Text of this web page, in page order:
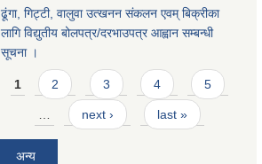
ढूंगा, गिट्टी, वालुवा उत्खनन संकलन एवम् बिक्रीका
लागि विद्युतीय बोलपत्र/दरभाउपत्र आह्वान सम्बन्धी
सूचना ।
Pages
1 2 3 4 5
next › last »
अन्य